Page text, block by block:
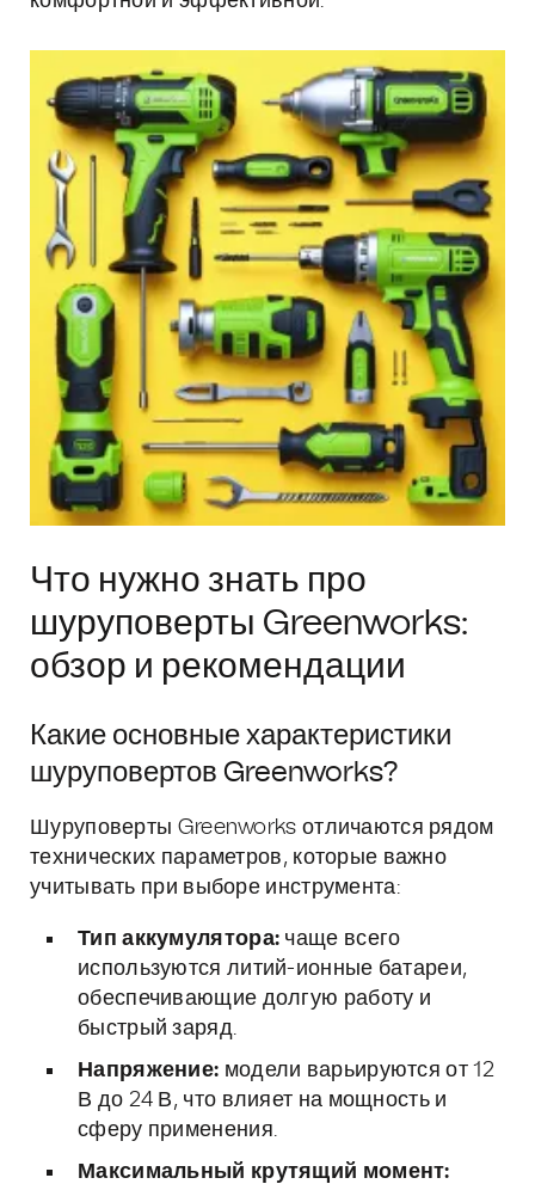
Что нужно знать про
шуруповерты Greenworks:
обзор и рекомендации
Какие основные характеристики
шуруповертов Greenworks?
Шуруповерты Greenworks отличаются рядом
технических параметров, которые важно
учитывать при выборе инструмента:
Тип аккумулятора: чаще всего
используются литий-ионные батареи,
обеспечивающие долгую работу и
быстрый заряд.
Напряжение: модели варьируются от 12
В до 24 В, что влияет на мощность и
сферу применения.
Максимальный крутящий момент: